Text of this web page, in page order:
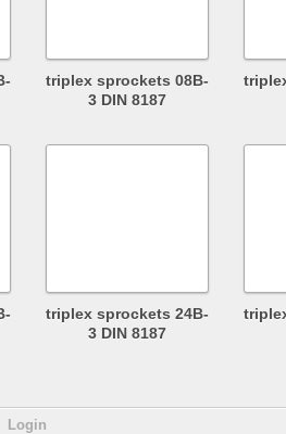
triplex sprockets 08B-
3 DIN 8187
triplex sprockets 24B-
3 DIN 8187
Login